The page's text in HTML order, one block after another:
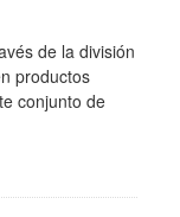
de la división
productos
conjunto de